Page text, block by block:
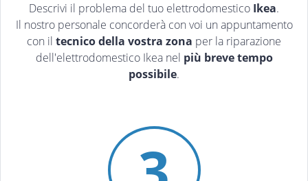
Descrivi il problema del tuo elettrodomestico Ikea.
Il nostro personale concorderà con voi un appuntamento
con il tecnico della vostra zona per la riparazione
dell'elettrodomestico Ikea nel più breve tempo
possibile.